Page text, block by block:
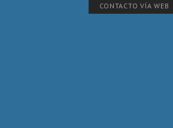
CONTACTO VÍA WEB